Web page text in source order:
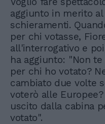
aggiunto in merito
schieramenti.
per chi votasse,
all'interrogativo e
ha aggiunto: "Non
per chi ho votato?
cambiato due volte
voterò alle
uscito dalla cabina
votato".